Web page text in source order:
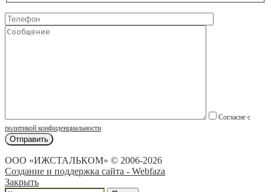
Согласие с
политикой конфиденциальности
ООО «ИЖСТАЛЬКОМ» © 2006-2026
Создание и поддержка сайта - Webfaza
Закрыть